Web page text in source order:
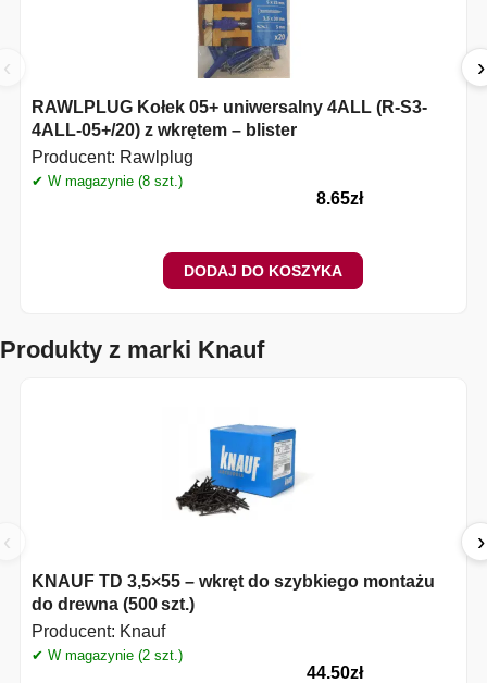
‹
RAWLPLUG Kołek 05+ uniwersalny 4ALL (R-S3-
4ALL-05+/20) z wkrętem – blister
Producent: Rawlplug
✔ W magazynie (8 szt.)
8.65zł
DODAJ DO KOSZYKA
›
Produkty z marki Knauf
‹
KNAUF TD 3,5×55 – wkręt do szybkiego montażu
do drewna (500 szt.)
Producent: Knauf
✔ W magazynie (2 szt.)
44.50zł
›